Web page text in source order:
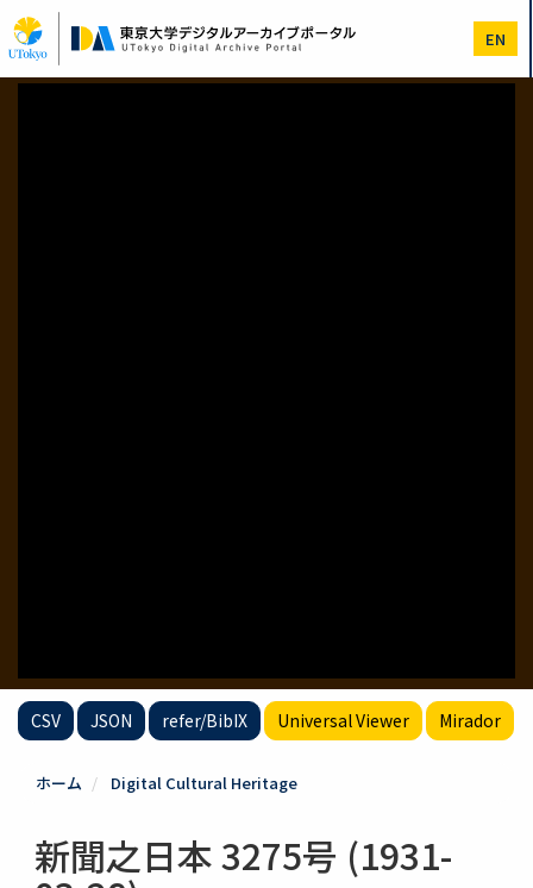
イ
ン
コ
EN
CSV JSON refer/BibIX Universal Viewer Mirador
ホーム Digital Cultural Heritage
新聞之日本 3275号 (1931-